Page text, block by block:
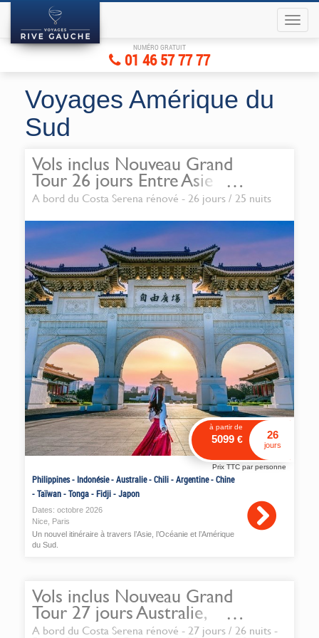
Voyages Amérique du
Sud
Vols inclus Nouveau Grand
Tour 26 jours Entre Asie et
Australie
A bord du Costa Serena rénové - 26 jours / 25 nuits
à partir de
5099€ 26
jours
Prix TTC par personne
Philippines- Indonésie-Australie-Chili-Argentine-Chine
-Taïwan-Tonga-Fidji-Japon
Dates: octobre 2026
Nice Paris
Un nouvel itinéraire à travers l’Asie, l’Océanie et l’Amérique
du Sud.
Vols inclus Nouveau Grand
Tour 27 jours Australie,
Hawaii, Fiji, Tonga, Polynésie,
A bord du Costa Serena rénové - 27 jours / 26 nuits -
NUMÉRO GRATUIT
01 46 57 77 77